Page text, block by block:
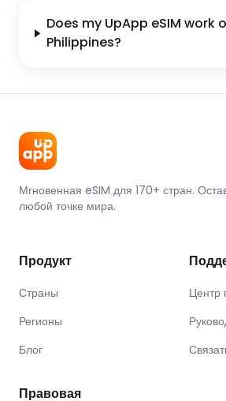
Does my UpApp eSIM work
Philippines?
Мгновенная eSIM для 170+ стран.
любой точке мира.
Продукт
Страны
Регионы
Блог
Центр
Правовая